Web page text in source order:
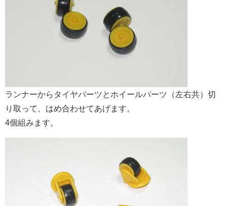
ランナーからタイヤパーツとホイールパーツ（左右共）切
り取って、はめ合わせてあげます。
4個組みます。